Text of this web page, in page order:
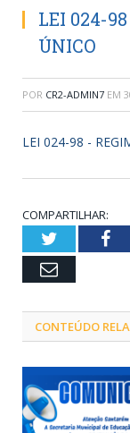
LEI 024-
ÚNICO
POR CR2-ADMIN7 EM
LEI 024-98 -
COMPARTILHAR:
Twitter
Email
CONTEÚDO